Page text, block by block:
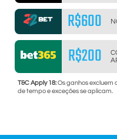
R$600
R$200
T&C Apply 18:Os ganhos excluem
de tempo e exceções se aplicam.